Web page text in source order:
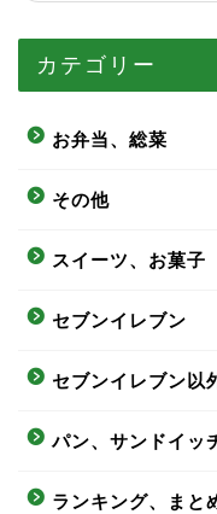
カテゴリー
お弁当、総菜
その他
スイーツ、お菓子
セブンイレブン
セブンイレブン以
パン、サンドイッ
ランキング、まと